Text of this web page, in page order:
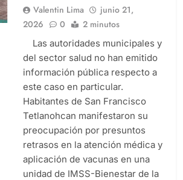
Valentin Lima
junio 21,
2026
0 2 minutos
Las autoridades municipales y
del sector salud no han emitido
información pública respecto a
este caso en particular.
Habitantes de San Francisco
Tetlanohcan manifestaron su
preocupación por presuntos
retrasos en la atención médica y
aplicación de vacunas en una
unidad de IMSS-Bienestar de la